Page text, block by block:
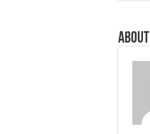
About